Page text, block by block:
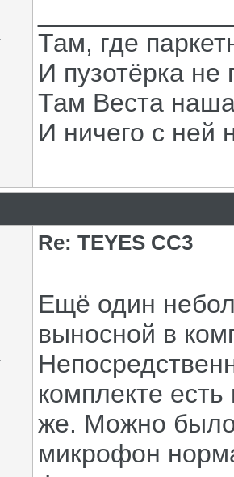
Там, где
И пузотёрка не
Там Веста
И ничего с ней
Re: TEYES CC3
Ещё один
выносной в
комплекте
же. Можно
микрофон